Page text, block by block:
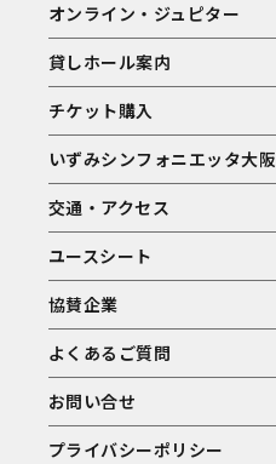
オンライン・ジュピター
貸しホール案内
チケット購入
いずみシンフォニエッタ大阪
交通・アクセス
ユースシート
協賛企業
よくあるご質問
お問い合せ
プライバシーポリシー